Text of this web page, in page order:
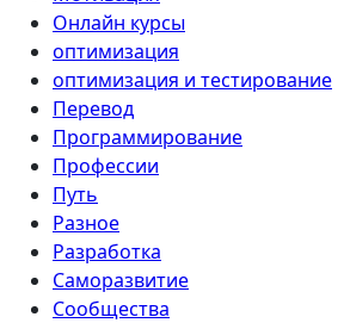
Онлайн курсы
оптимизация
оптимизация и тестирование
Перевод
Программирование
Профессии
Путь
Разное
Разработка
Саморазвитие
Сообщества